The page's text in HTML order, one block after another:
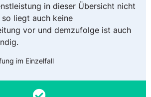
in dieser Übersicht nicht
liegt auch keine
vor und demzufolge ist auch
im Einzelfall